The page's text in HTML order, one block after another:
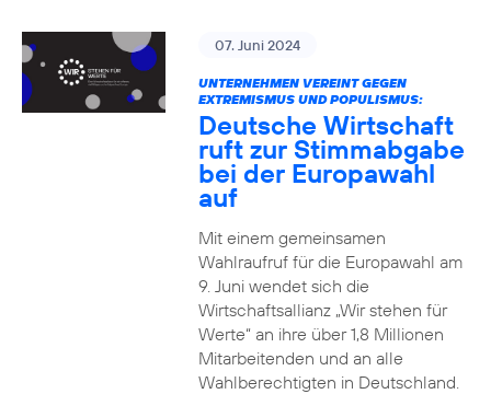
07. Juni 2024
UNTERNEHMEN VEREINT GEGEN
EXTREMISMUS UND POPULISMUS:
Deutsche Wirtschaft
ruft zur Stimmabgabe
bei der Europawahl
auf
Mit einem gemeinsamen
Wahlraufruf für die Europawahl am
9. Juni wendet sich die
Wirtschaftsallianz „Wir stehen für
Werte“ an ihre über 1,8 Millionen
Mitarbeitenden und an alle
Wahlberechtigten in Deutschland.